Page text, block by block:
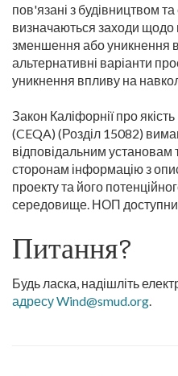
пов'язані з будівництвом
визначаються заходи щодо
зменшення або уникнення
альтернативні варіанти
уникнення впливу на
Закон Каліфорнії про
(CEQA) (Розділ 15082)
відповідальним установам
сторонам інформацію з
проекту та його
середовище. НОП
Питання?
Будь ласка, надішліть
адресу Wind@smud.org